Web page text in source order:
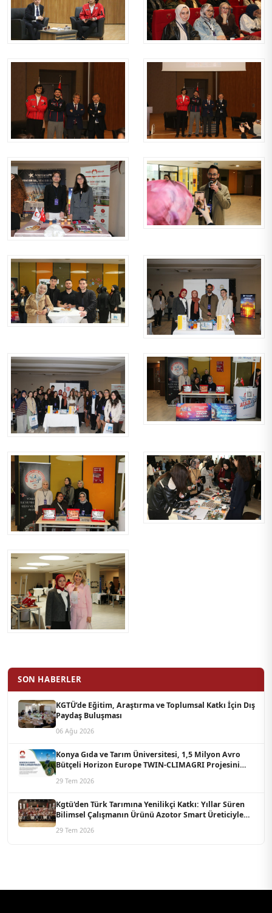
SON HABERLER
KGTÜ’de Eğitim, Araştırma ve Toplumsal Katkı İçin Dış
Paydaş Buluşması
06 Ağu 2026
Konya Gıda ve Tarım Üniversitesi, 1,5 Milyon Avro
Bütçeli Horizon Europe TWIN-CLIMAGRI Projesini
29 Tem 2026
Kgtü'den Türk Tarımına Yenilikçi Katkı: Yıllar Süren
Bilimsel Çalışmanın Ürünü Azotor Smart Üreticiyle
29 Tem 2026